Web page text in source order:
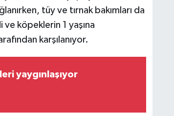
tüy ve tırnak bakımları da
köpeklerin 1 yaşına
karşılanıyor.
yaygınlaşıyor